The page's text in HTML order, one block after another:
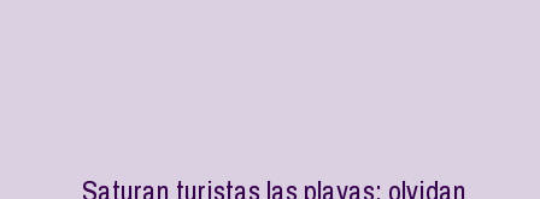
Saturan turistas las playas; olvidan